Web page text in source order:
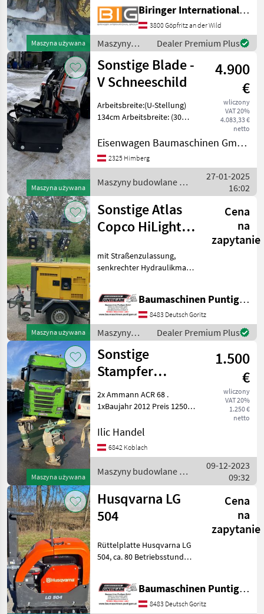
Maszyna używana
Biringer International GmbH
3800 Göpfritz an der Wild
Maszyny
budowlane /
Sonstige
Dealer Premium Plus
Maszyna używana
Sonstige Blade -
V Schneeschild
4.900
€
wliczony
VAT 20%
4.083,33 €
netto
Arbeitsbreite:(U-Stellung)
134cm Arbeitsbreite: (30
Arbeitsbreite: (V-Stellung)
grad Aufnahme Bobcat
Eisenwagen Baumaschinen GmbH
2325 Himberg
Maszyny budowlane /
Sonstige
27-01-2025
16:02
Maszyna używana
Sonstige Atlas
Copco HiLight
Cena
na
zapytanie
mit Straßenzulassung,
senkrechter Hydraulikmast
Windgeschwindigkeit 80
km/h, Ausleuchtungsfläche
durchschnittlich 5000 m²,
Nen
Baumaschinen Puntigam GmbH
8483 Deutsch Goritz
Maszyny
budowlane /
Sonstige
Dealer Premium Plus
Maszyna używana
Sonstige
Stampfer
4xStück
2xAmmann ACR
BS60-2
1.500
€
wliczony
VAT 20%
1.250 €
netto
2x Ammann ACR 68 .
1xBaujahr 2012 Preis 1250€ .
68 Kg Stampfer ! 2xWacker
1xBaujahr 201
Ilic Handel
6842 Koblach
Maszyny budowlane /
Sonstige
09-12-2023
09:32
Husqvarna LG
504
Cena
na
zapytanie
Rüttelplatte Husqvarna LG
504, ca. 80 Betriebsstunden,
Baumaschinen Puntigam
GmbH Unser Spezialgebiet:
Baumaschinen Puntigam GmbH
8483 Deutsch Goritz